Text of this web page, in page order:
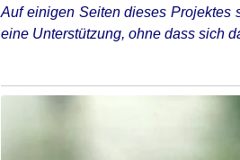
Auf einigen Seiten dieses Projektes
eine Unterstützung, ohne dass sich